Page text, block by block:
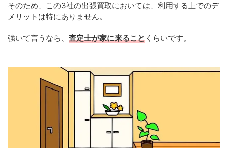
そのため、この3社の出張買取においては、利用する上でのデ
メリットは特にありません。
強いて言うなら、 査定士が家に来ること くらいです。